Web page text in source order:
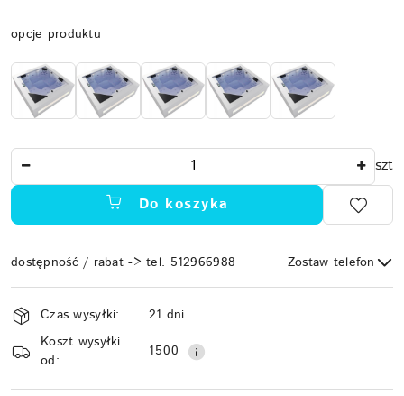
Wariant
opcje produktu
szt
Do koszyka
dostępność / rabat -> tel. 512966988 Zostaw telefon
Wyślij
Dostępność
i
dostawa
Czas wysyłki:
21 dni
Koszt wysyłki
od:
1500